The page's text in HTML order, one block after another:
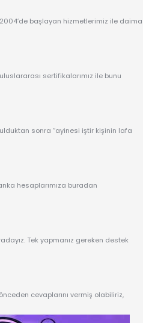
2004’de başlayan hizmetlerimiz ile daima
sertifikalarımız ile bunu
sonra “ayinesi iştir kişinin lafa
hesaplarımıza buradan
Tek yapmanız gereken destek
cevaplarını vermiş olabiliriz,